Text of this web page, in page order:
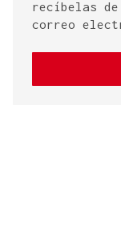
recíbelas
correo